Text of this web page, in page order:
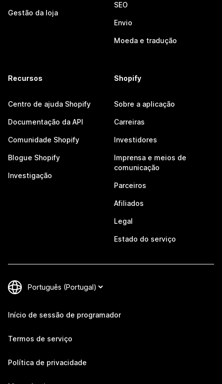
Gestão da loja
SEO
Envio
Moeda e tradução
Recursos
Centro de ajuda Shopify
Documentação da API
Comunidade Shopify
Blogue Shopify
Investigação
Shopify
Sobre a aplicação
Carreiras
Investidores
Imprensa e meios de
comunicação
Parceiros
Afiliados
Legal
Estado do serviço
Início de sessão de programador
Termos de serviço
Política de privacidade